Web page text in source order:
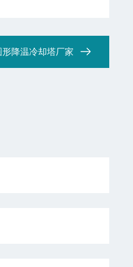
降温冷却塔厂家